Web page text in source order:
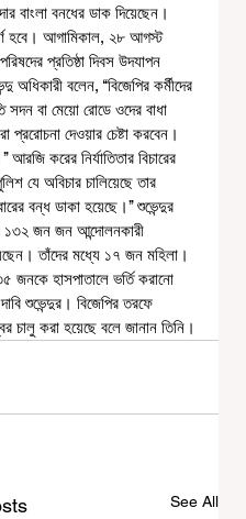
বাংলা বনধের ডাক দিয়েছেন।
হবে। আগামিকাল, ২৮ আগস্ট
প্রতিষ্ঠা দিবস উদযাপন
অধিকারী বলেন, ‘‘বিজেপির কর্মীদের
সদন বা মেয়ো রোডে ওদের বাধা
প্ররোচনা দেওয়ার চেষ্টা করবেন।
আরজি করের নির্যাতিতার বিচারের
যে অবিচার চালিয়েছে তার
শুভেন্দুর
১৩২ জন জন আন্দোলনকারী
তাঁদের মধ্যে ১৭ জন মহিলা।
জনকে হাসপাতালে ভর্তি করানো
শুভেন্দুর। বিজেপির তরফে
চালু করা হয়েছে বলে জানান তিনি।
See All